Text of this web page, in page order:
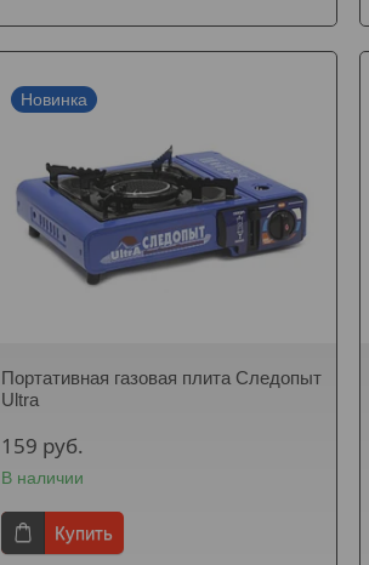
Новинка
Портативная газовая плита Следопыт
Ultra
159 руб.
В наличии
Купить